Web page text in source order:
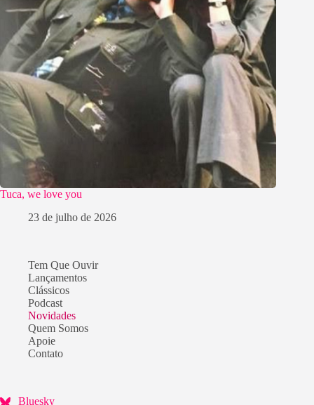
Tuca, we love you
23 de julho de 2026
Tem Que Ouvir
Lançamentos
Clássicos
Podcast
Novidades
Quem Somos
Apoie
Contato
Bluesky